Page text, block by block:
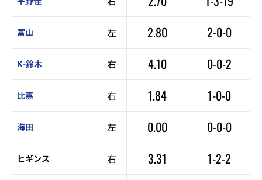
富山 左 2.80 2-0-0
K-鈴木 右 4.10 0-0-2
比嘉 右 1.84 1-0-0
海田 左 0.00 0-0-0
ヒギンス 右 3.31 1-2-2